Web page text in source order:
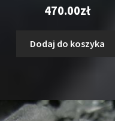
5.00na 5
470.00zł
Dodaj do koszyka